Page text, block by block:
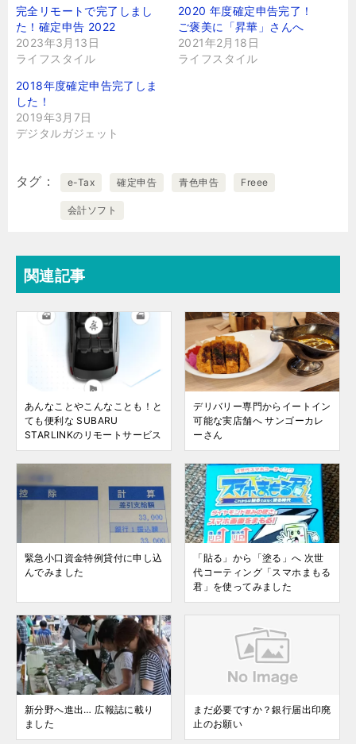
完全リモートで完了しまし
た！確定申告 2022
2023年3月13日
ライフスタイル
2020 年度確定申告完了！
ご褒美に「昇華」さんへ
2021年2月18日
ライフスタイル
2018年度確定申告完了しま
した！
2019年3月7日
デジタルガジェット
タグ e-Tax 確定申告 青色申告 Freee
会計ソフト
関連記事
あんなことやこんなことも！と
ても便利な SUBARU
STARLINKのリモートサービス
デリバリー専門からイートイン
可能な実店舗へ サンゴーカレ
ーさん
緊急小口資金特例貸付に申し込
んでみました
「貼る」から「塗る」へ 次世
代コーティング「スマホまもる
君」を使ってみました
新分野へ進出… 広報誌に載り
ました
まだ必要ですか？銀行届出印廃
止のお願い